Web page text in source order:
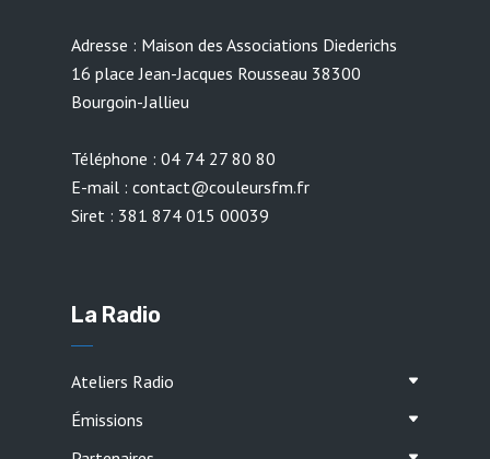
Adresse : Maison des Associations Diederichs
16 place Jean-Jacques Rousseau 38300
Bourgoin-Jallieu
Téléphone : 04 74 27 80 80
E-mail : contact@couleursfm.fr
Siret : 381 874 015 00039
La Radio
Ateliers Radio
Émissions